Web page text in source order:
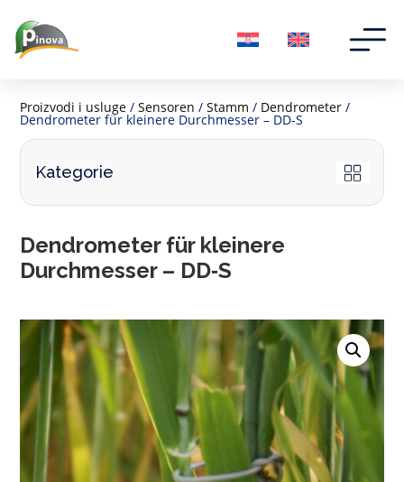
Proizvodi i usluge /Sensoren /Stamm / Dendrometer /
Dendrometer für kleinere Durchmesser – DD‑S
Kategorie
Dendrometer für kleinere
Durchmesser – DD‑S